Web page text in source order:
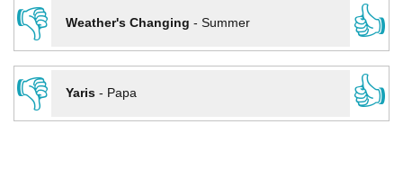
👎
Weather's Changing - Summer
👍
👎
Yaris- Papa 👍